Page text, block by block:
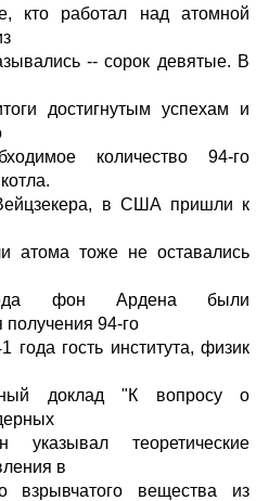
кто работал над атомной
-- сорок девятые. В
достигнутым успехам и
количество 94-го
в США пришли к
атома тоже не оставались
фон Ардена были
94-го
года гость института, физик
доклад "К вопросу о
теоретические
в
взрывчатого вещества из